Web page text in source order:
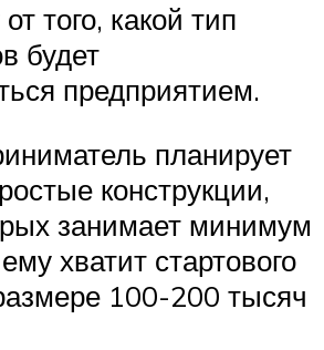
того, какой тип
будет
предприятием.
планирует
конструкции,
занимает минимум
хватит стартового
100-200 тысяч